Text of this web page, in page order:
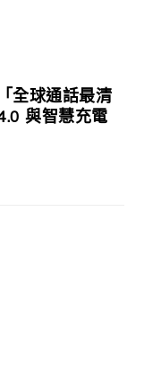
全球通話最清
與智慧充電